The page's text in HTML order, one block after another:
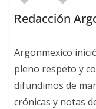
Redacción
Argonmexico
pleno respeto y
difundimos de
crónicas y notas